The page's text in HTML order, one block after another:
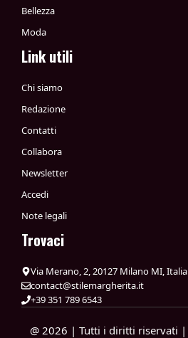
Bellezza
Moda
Link utili
Chi siamo
Redazione
Contatti
Collabora
Newsletter
Accedi
Note legali
Trovaci
Via Merano, 2, 20127 Milano MI, Italia
contact@stilemargherita.it
+39 351 789 6543
@ 2026 | Tutti i diritti riservati |